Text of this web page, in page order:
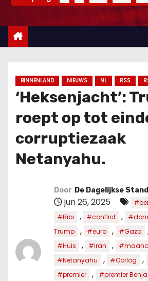
n
BINNENLAND NIEUWS NL RSS
‘Heksenjacht’:
roept op tot
corruptiezaak
Netanyahu.
Door De Dagelijkse
jun 26, 2025
#Bibi , #conflict ,
Trump
, #euro , #Gaza
#Huis , #Iran ,
#Netanyahu , #Oorlog ,
#premier , #premier